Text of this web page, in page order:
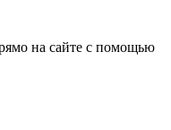
на сайте с помощью